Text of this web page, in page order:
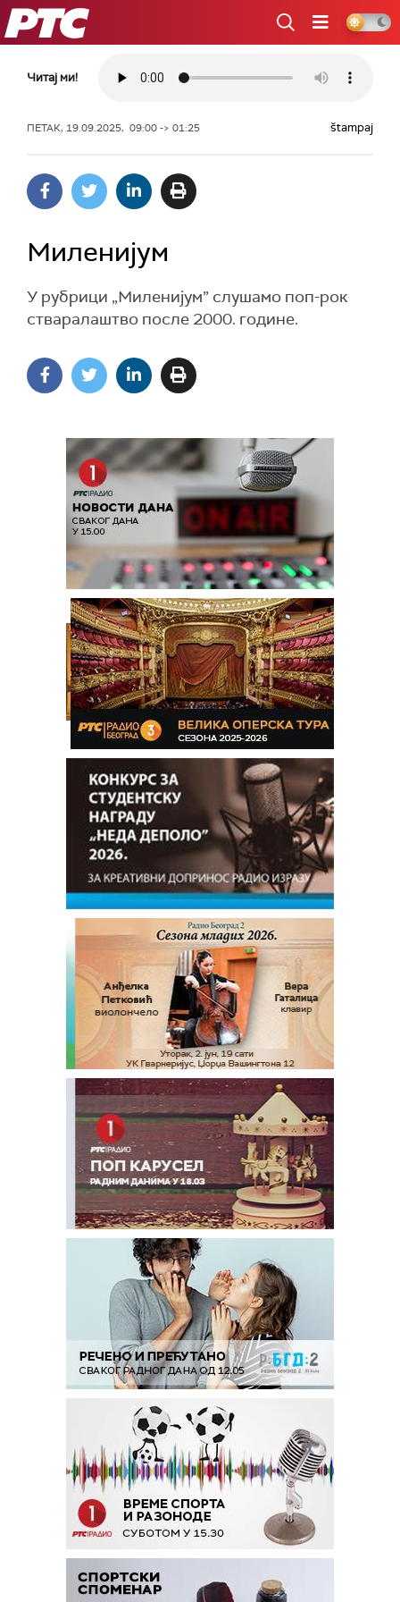
РТС
Читај ми!
ПЕТАК, 19.09.2025, 09:00 -> 01:25 štampaj
Mиленијум
У рубрици „Миленијум” слушамо поп-рок
стваралаштво после 2000. године.